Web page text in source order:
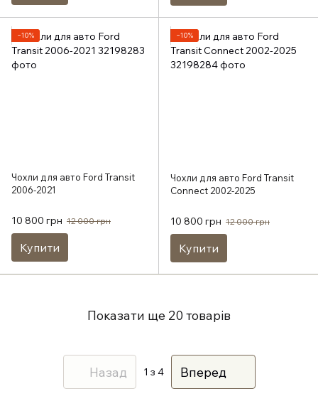
−10%
Чохли для авто Ford Transit
2006-2021
10 800 грн 12 000 грн
Купити
−10%
Чохли для авто Ford Transit
Connect 2002-2025
10 800 грн 12 000 грн
Купити
Показати ще 20 товарів
Назад 1 з 4 Вперед